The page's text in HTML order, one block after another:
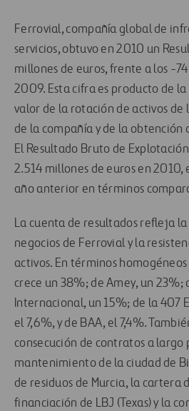
Ferrovial, compañía global de
servicios, obtuvo en 2010 un
millones de euros, frente a los -
2009. Esta cifra es producto de la
valor de la rotación de activos
de la compañía y de la obtención
El Resultado Bruto de
2.514 millones de euros en 2010,
año anterior en términos
La cuenta de resultados refleja la
negocios de Ferrovial y la
activos. En términos
crece un 38%; de Amey, un 23%;
Internacional, un 15%; de la 407
el 7,6%, y de BAA, el 7,4%.
consecución de contratos a largo
mantenimiento de la ciudad de
de residuos de Murcia, la cartera
financiación de LBJ (Texas) y la